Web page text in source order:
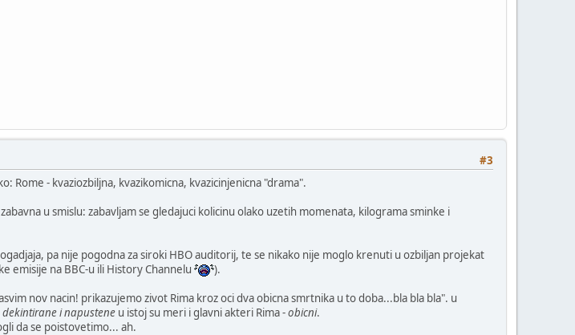
#3
Rome - kvaziozbiljna, kvazikomicna, kvazicinjenicna "drama".
u smislu: zabavljam se gledajuci kolicinu olako uzetih momenata, kilograma sminke i
pa nije pogodna za siroki HBO auditorij, te se nikako nije moglo krenuti u ozbiljan projekat
emisije na BBC-u ili History Channelu
).
nov nacin! prikazujemo zivot Rima kroz oci dva obicna smrtnika u to doba...bla bla bla". u
dekintirane i napustene u istoj su meri i glavni akteri Rima -obicni.
da se poistovetimo... ah.